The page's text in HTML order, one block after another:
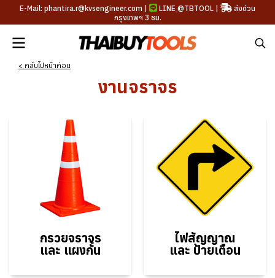
E-Mail: phantira.r@kvsengineer.com | LINE @TBTOOL |
ส่งด่วน
กรุงเทพฯ 3 ชม.
< กลับไปหน้าก่อน
งานจราจร
กรวยจราจร
และ แผงกั้น
ไฟสัญญาณ
และ ป้ายเตือน